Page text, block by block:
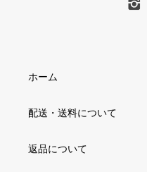
ホーム
配送・送料について
返品について